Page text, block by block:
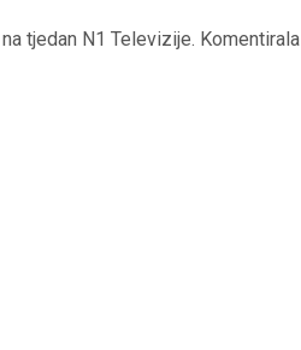
tjedan N1 Televizije. Komentirala